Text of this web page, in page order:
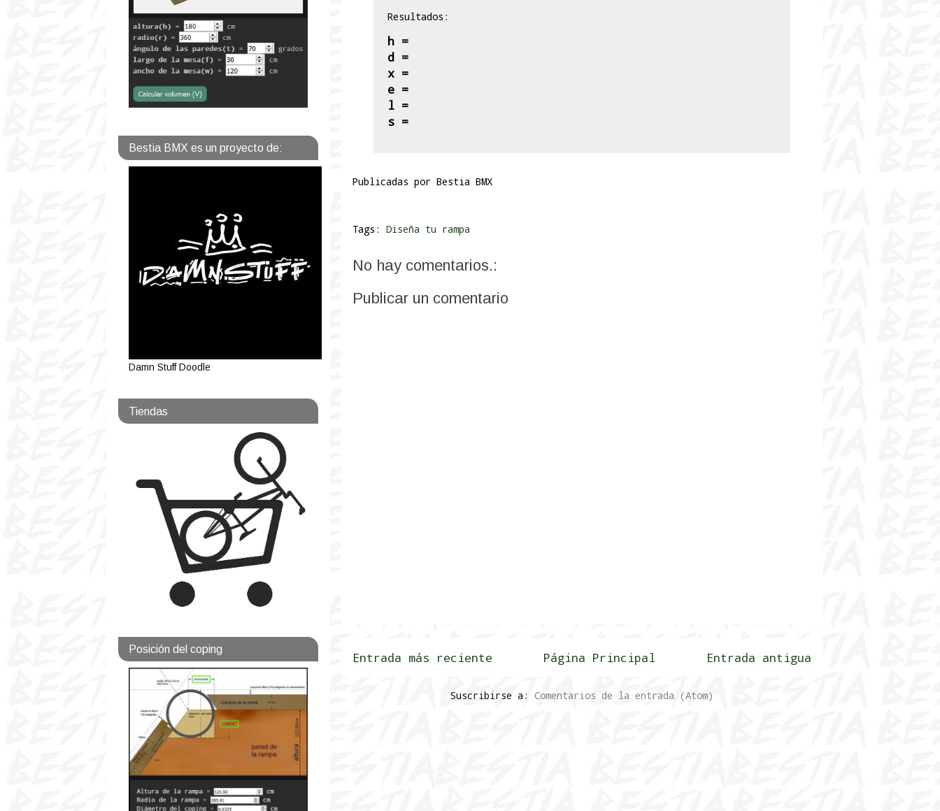
Resultados:
h =
d =
x =
e =
l =
s =
Publicadas por Bestia BMX
Tags: Diseña tu rampa
No hay comentarios.:
Publicar un comentario
Entrada más reciente Entrada antigua
Página Principal
Suscribirse a: Comentarios de la entrada (Atom)
Bestia BMX es un proyecto de:
Damn Stuff Doodle
Tiendas
Posición del coping